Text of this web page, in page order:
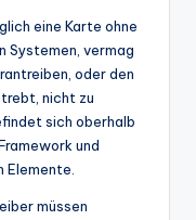
eine Karte ohne
Systemen, vermag
oder den
nicht zu
sich oberhalb
und
müssen